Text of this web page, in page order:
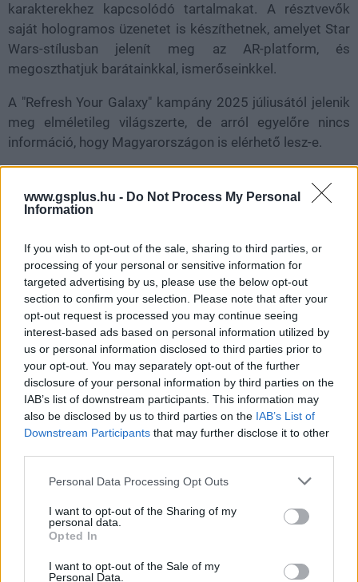
www.gsplus.hu - Do Not Process My Personal
Information
If you wish to opt-out of the sale, sharing to third parties, or
processing of your personal or sensitive information for
targeted advertising by us, please use the below opt-out
section to confirm your selection. Please note that after your
opt-out request is processed you may continue seeing
interest-based ads based on personal information utilized by
us or personal information disclosed to third parties prior to
your opt-out. You may separately opt-out of the further
disclosure of your personal information by third parties on the
IAB’s list of downstream participants. This information may
also be disclosed by us to third parties on the IAB’s List of
Downstream Participants that may further disclose it to other
Please note that this website/app uses one or more Google
not limited to your visit or usage behaviour. You may click to
grant or deny consent to Google and its third-party tags to
use your data for below specified purposes in below Google
consent section.
Personal Data Processing Opt Outs
I want to opt-out of the Sharing of my
personal data.
Opted In
I want to opt-out of the Sale of my
Personal Data.
karakterekhez kapcsolódó tartalmakat. A résztvevők
saját hologramos üzenetet is készíthetnek, amelyet Star
Wars-stílusban jelenít meg az AR-platform, és
megoszthatjuk barátainkkal, ismerőseinkkel.
A "Refresh Your Galaxy" kampány 2025 júliusától jelenik
meg elméletileg világszerte, de arról egyelőre nincs
információ, hogy Magyarországon is elérhető lesz-e.
A GameStar YouTube csatornája csak rád vár!
beszélgetések, livestreamek, végigjátszások,
magyar feliratos előzetesek.
Feliratkozom
Csatornatag leszek
SMASH by Meló-Diák: Homok, zene és a nyár legjobb
sorozat.
#coca-cola #star wars